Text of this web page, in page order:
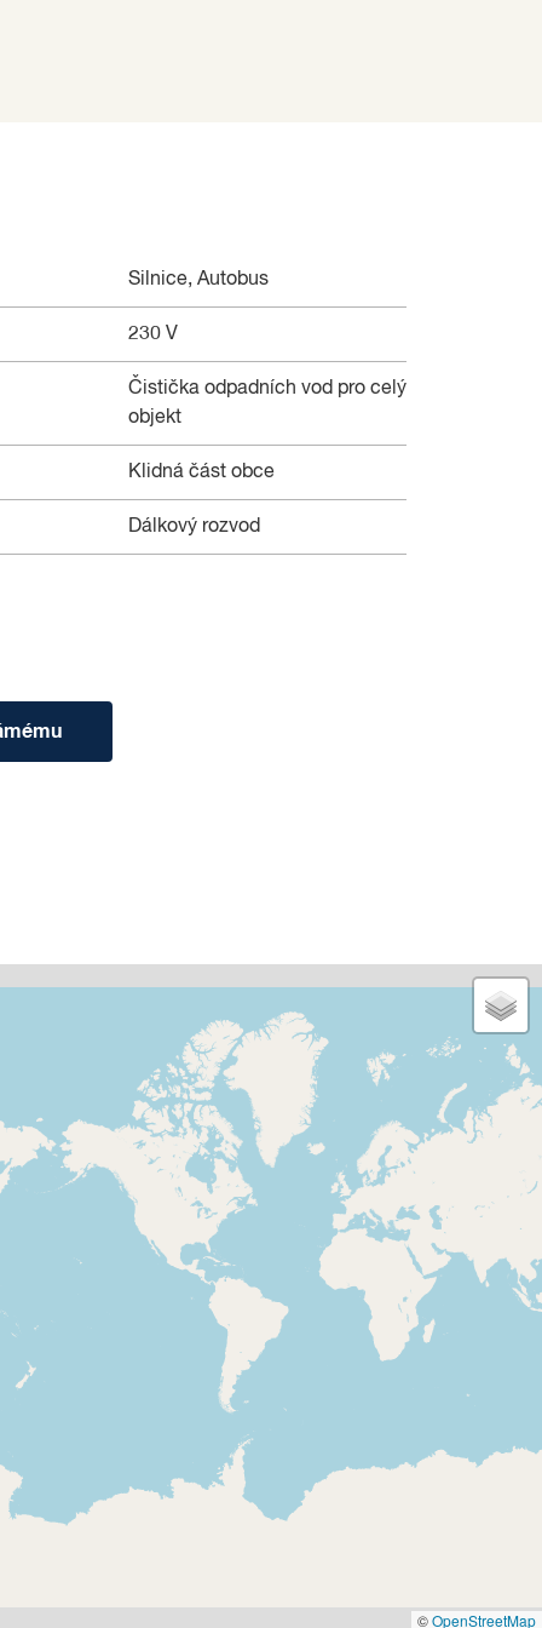
Silnice, Autobus
230 V
Čistička odpadních vod pro celý
objekt
Klidná část obce
Dálkový rozvod
©OpenStreetMap